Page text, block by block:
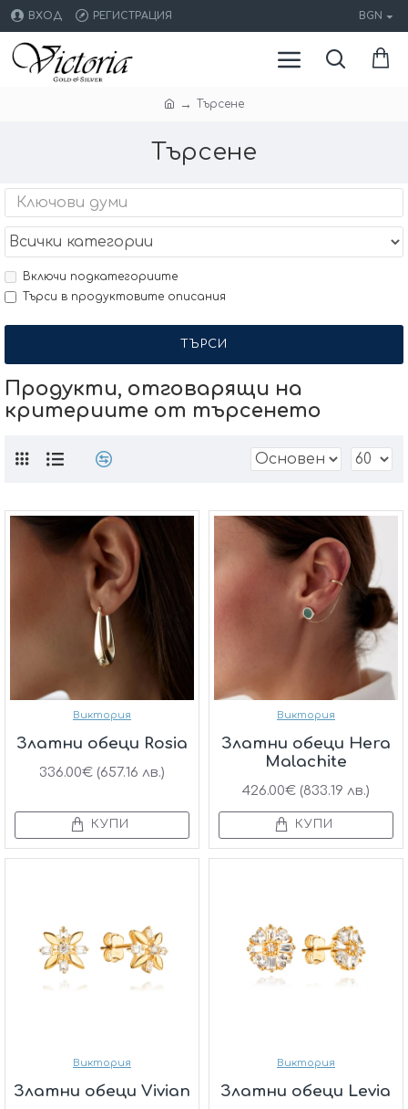
ВХОД РЕГИСТРАЦИЯ BGN
Търсене
Търсене
Включи подкатегориите
Търси в продуктовите описания
ТЪРСИ
Продукти, отговарящи на
критериите от търсенето
Виктория
Златни обеци Rosia
336.00€ (657.16 лв.)
КУПИ
Виктория
Златни обеци Hera
Malachite
426.00€ (833.19 лв.)
КУПИ
Виктория
Златни обеци Vivian
Виктория
Златни обеци Levia